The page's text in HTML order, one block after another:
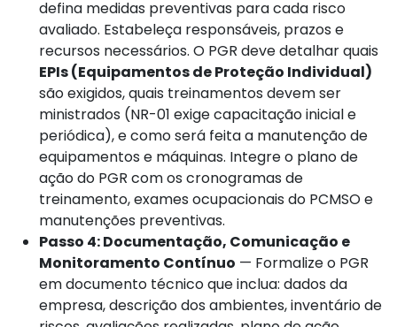
defina medidas preventivas para cada risco
avaliado. Estabeleça responsáveis, prazos e
recursos necessários. O PGR deve detalhar quais
EPIs (Equipamentos de Proteção Individual)
são exigidos, quais treinamentos devem ser
ministrados (NR-01 exige capacitação inicial e
periódica), e como será feita a manutenção de
equipamentos e máquinas. Integre o plano de
ação do PGR com os cronogramas de
treinamento, exames ocupacionais do PCMSO e
manutenções preventivas.
Passo 4: Documentação, Comunicação e
Monitoramento Contínuo — Formalize o PGR
em documento técnico que inclua: dados da
empresa, descrição dos ambientes, inventário de